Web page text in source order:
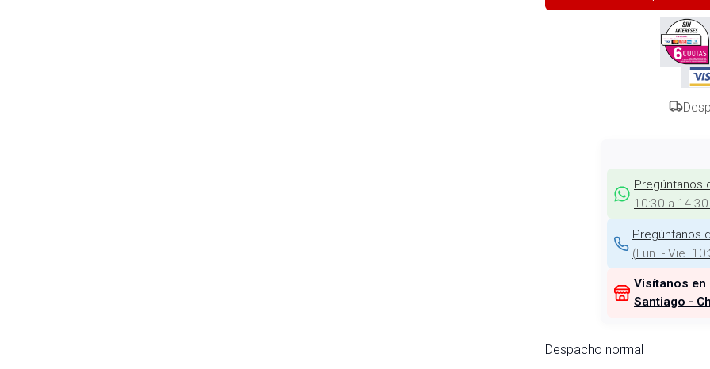
10:30 a
Pregúntanos
(Lun. - Vie.
Visítanos
Santiago -
Despacho normal